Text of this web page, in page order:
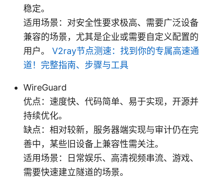
稳定。
适用场景：对安全性要求极高、需要广泛设备
兼容的场景，尤其是企业或需要自定义配置的
用户。 V2ray节点测速：找到你的专属高速通
道！完整指南、步骤与工具
WireGuard
优点：速度快、代码简单、易于实现，开源并
持续优化。
缺点：相对较新，服务器端实现与审计仍在完
善中，某些旧设备上兼容性需关注。
适用场景：日常娱乐、高清视频串流、游戏、
需要快速建立隧道的场景。